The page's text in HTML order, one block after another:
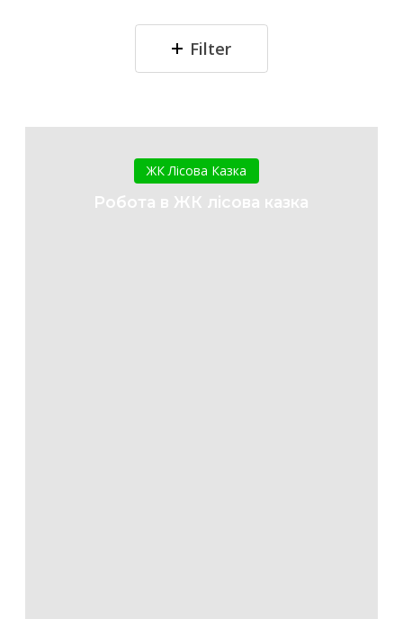
Filter
в
ЖК
лісова
ЖК Лісова Казка
Робота в ЖК лісова казка